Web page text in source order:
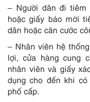
– Người dân đi
hoặc giấy báo mời
dân hoặc căn cước
– Nhân viên hệ
lợi, cửa hàng cung
nhân viên và giấy
dụng cho đến khi
phố cấp.